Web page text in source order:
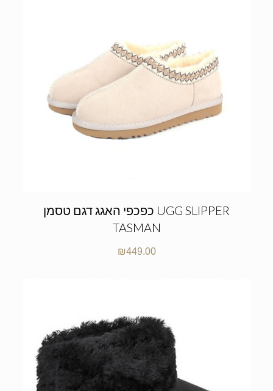
כפכפי האגג דגם טסמן UGG SLIPPER
TASMAN
₪449.00